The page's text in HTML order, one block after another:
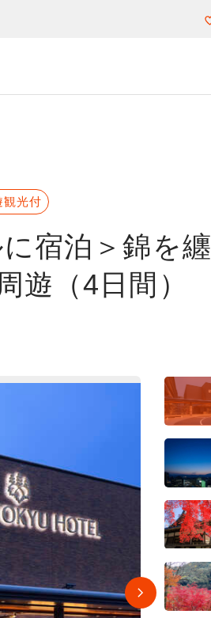
宿泊＞錦を纏
遊（4日間）
観光付